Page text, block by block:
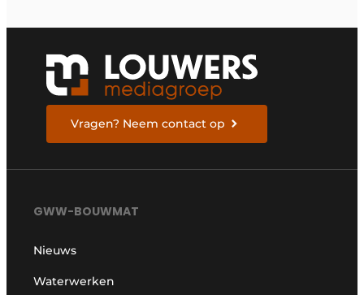
Vragen? Neem contact op
GWW-BOUWMAT
Nieuws
Waterwerken